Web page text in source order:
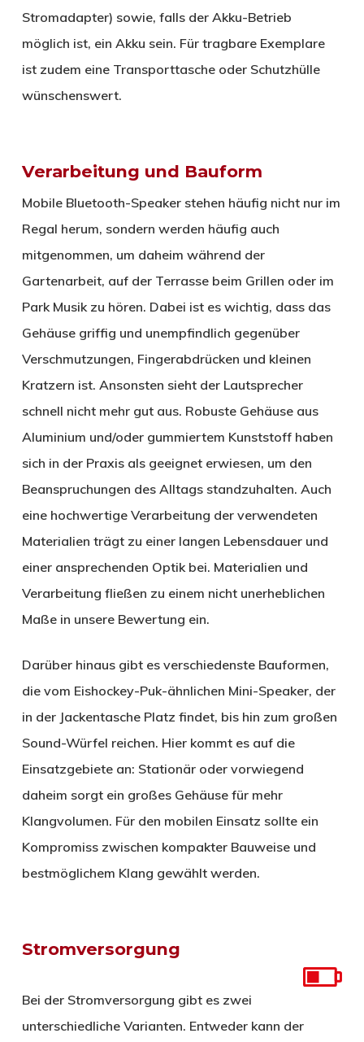
Stromadapter) sowie, falls der Akku-Betrieb
möglich ist, ein Akku sein. Für tragbare Exemplare
ist zudem eine Transporttasche oder Schutzhülle
wünschenswert.
Verarbeitung und Bauform
Mobile Bluetooth-Speaker stehen häufig nicht nur im
Regal herum, sondern werden häufig auch
mitgenommen, um daheim während der
Gartenarbeit, auf der Terrasse beim Grillen oder im
Park Musik zu hören. Dabei ist es wichtig, dass das
Gehäuse griffig und unempfindlich gegenüber
Verschmutzungen, Fingerabdrücken und kleinen
Kratzern ist. Ansonsten sieht der Lautsprecher
schnell nicht mehr gut aus. Robuste Gehäuse aus
Aluminium und/oder gummiertem Kunststoff haben
sich in der Praxis als geeignet erwiesen, um den
Beanspruchungen des Alltags standzuhalten. Auch
eine hochwertige Verarbeitung der verwendeten
Materialien trägt zu einer langen Lebensdauer und
einer ansprechenden Optik bei. Materialien und
Verarbeitung fließen zu einem nicht unerheblichen
Maße in unsere Bewertung ein.
Darüber hinaus gibt es verschiedenste Bauformen,
die vom Eishockey-Puk-ähnlichen Mini-Speaker, der
in der Jackentasche Platz findet, bis hin zum großen
Sound-Würfel reichen. Hier kommt es auf die
Einsatzgebiete an: Stationär oder vorwiegend
daheim sorgt ein großes Gehäuse für mehr
Klangvolumen. Für den mobilen Einsatz sollte ein
Kompromiss zwischen kompakter Bauweise und
bestmöglichem Klang gewählt werden.
Stromversorgung
Bei der Stromversorgung gibt es zwei
unterschiedliche Varianten. Entweder kann der